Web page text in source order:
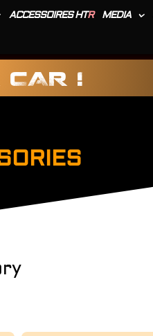
ACCESSOIRES HTR MEDIA
CAR !